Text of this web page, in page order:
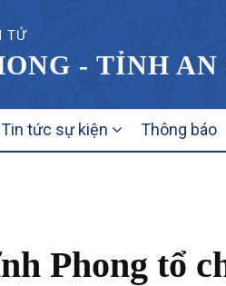
TỬ
- TỈNH AN
Tin tức sự kiện Thông báo
Phong tổ